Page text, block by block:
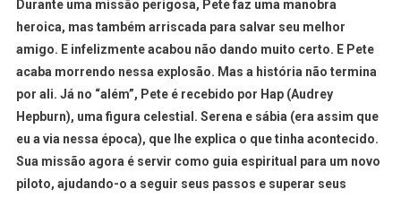
Durante uma missão perigosa, Pete faz uma manobra
heroica, mas também arriscada para salvar seu melhor
amigo. E infelizmente acabou não dando muito certo. E Pete
acaba morrendo nessa explosão. Mas a história não termina
por ali. Já no “além”, Pete é recebido por Hap (Audrey
Hepburn), uma figura celestial. Serena e sábia (era assim que
eu a via nessa época), que lhe explica o que tinha acontecido.
Sua missão agora é servir como guia espiritual para um novo
piloto, ajudando-o a seguir seus passos e superar seus